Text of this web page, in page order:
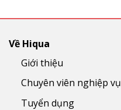
Về Hiqua
Giới thiệu
Chuyên viên nghiệp vụ
Tuyển dụng